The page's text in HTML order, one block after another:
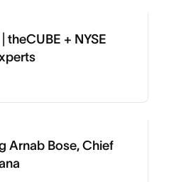
theCUBE + NYSE
Arnab Bose, Chief